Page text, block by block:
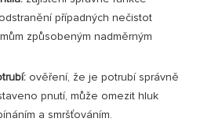
případných nečistot
způsobeným nadměrným
ověření, že je potrubí správně
pnutí, může omezit hluk
a smršťováním.